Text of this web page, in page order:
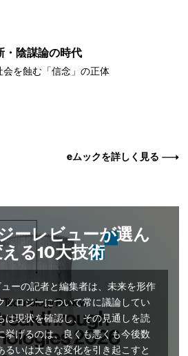
・陰謀論の時代
会を蝕む「信念」の正体
eムックを詳しく見る
ーレビューが選ん
る10大技術
ーの記者と編集者は、未来を形作
ノロジーについて常に議論してい
は現状を確認し、その見通しを読
挙げるのは、良くも悪くも今後数
るいは大きな変化を引き起こすと